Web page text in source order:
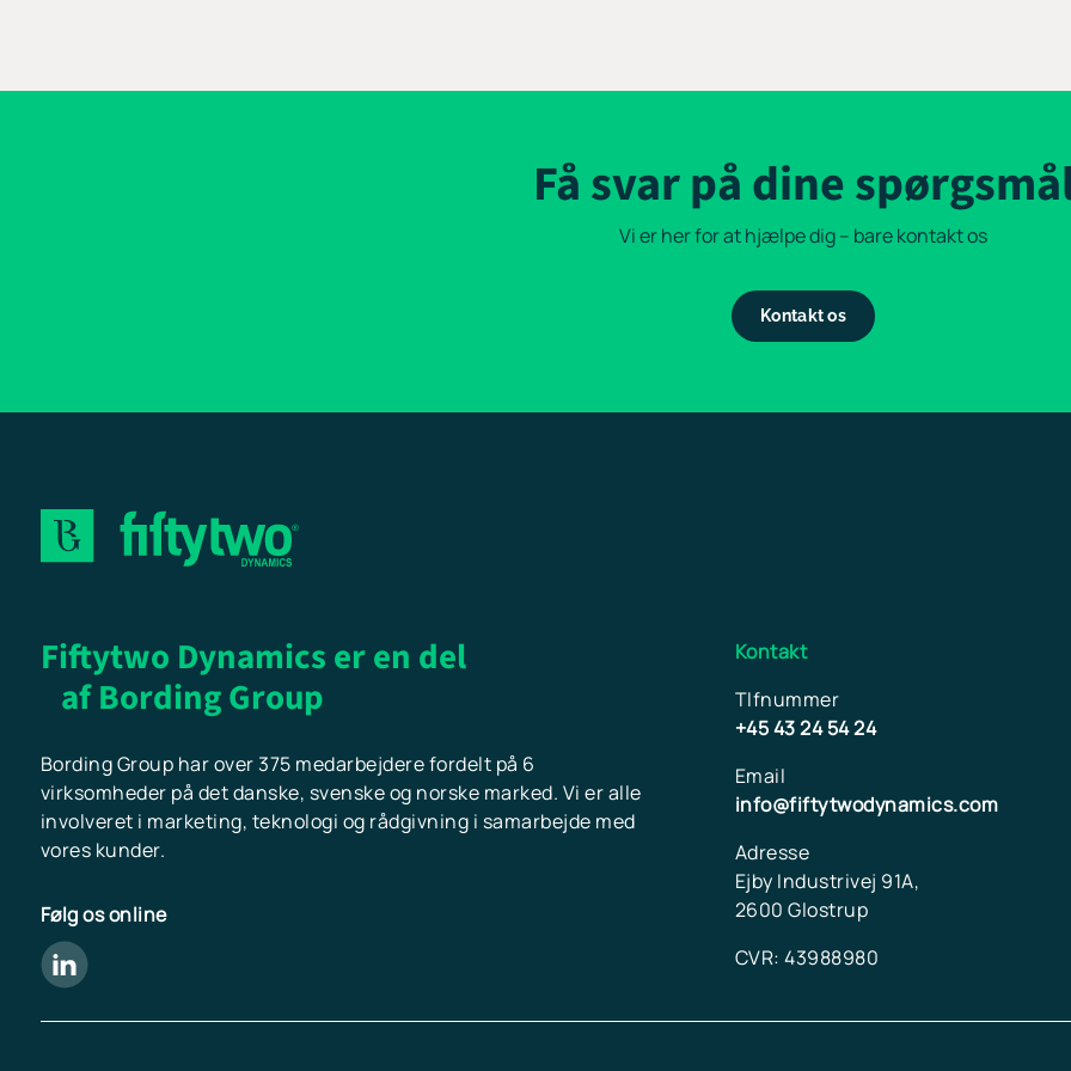
Få svar på dine
Vi er her for at hjælpe dig – bare kontakt os
Kontakt os
Fiftytwo Dynamics er en del
af Bording Group
Bording Group har over 375 medarbejdere fordelt på 6
virksomheder på det danske, svenske og norske marked. Vi er alle
involveret i marketing, teknologi og rådgivning i samarbejde med
vores kunder.
Følg os online
Kontakt
Tlfnummer
+45 43 24 54 24
Email
info@fiftytwodynamics.com
Adresse
Ejby Industrivej 91A,
2600 Glostrup
CVR: 43988980